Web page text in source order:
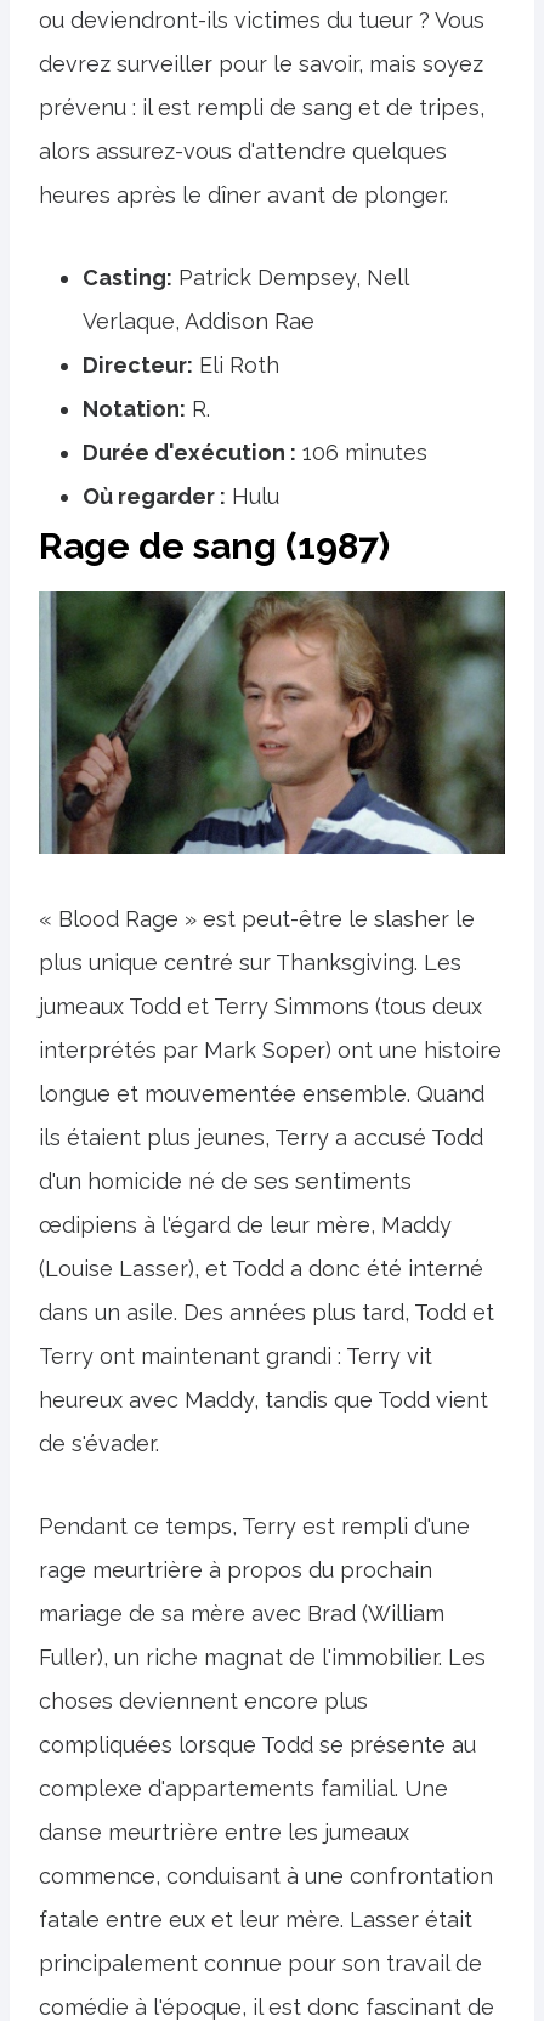
ou deviendront-ils victimes du tueur ? Vous
devrez surveiller pour le savoir, mais soyez
prévenu : il est rempli de sang et de tripes,
alors assurez-vous d'attendre quelques
heures après le dîner avant de plonger.
Casting: Patrick Dempsey, Nell
Verlaque, Addison Rae
Directeur: Eli Roth
Notation: R.
Durée d'exécution : 106 minutes
Où regarder : Hulu
Rage de sang (1987)
« Blood Rage » est peut-être le slasher le
plus unique centré sur Thanksgiving. Les
jumeaux Todd et Terry Simmons (tous deux
interprétés par Mark Soper) ont une histoire
longue et mouvementée ensemble. Quand
ils étaient plus jeunes, Terry a accusé Todd
d'un homicide né de ses sentiments
œdipiens à l'égard de leur mère, Maddy
(Louise Lasser), et Todd a donc été interné
dans un asile. Des années plus tard, Todd et
Terry ont maintenant grandi : Terry vit
heureux avec Maddy, tandis que Todd vient
de s'évader.
Pendant ce temps, Terry est rempli d'une
rage meurtrière à propos du prochain
mariage de sa mère avec Brad (William
Fuller), un riche magnat de l'immobilier. Les
choses deviennent encore plus
compliquées lorsque Todd se présente au
complexe d'appartements familial. Une
danse meurtrière entre les jumeaux
commence, conduisant à une confrontation
fatale entre eux et leur mère. Lasser était
principalement connue pour son travail de
comédie à l'époque, il est donc fascinant de